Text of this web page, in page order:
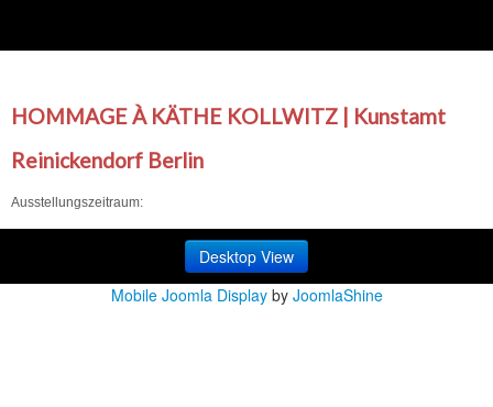
HOMMAGE À KÄTHE KOLLWITZ | Kunstamt
Reinickendorf Berlin
Ausstellungszeitraum:
Desktop View
Mobile Joomla Displayby JoomlaShine